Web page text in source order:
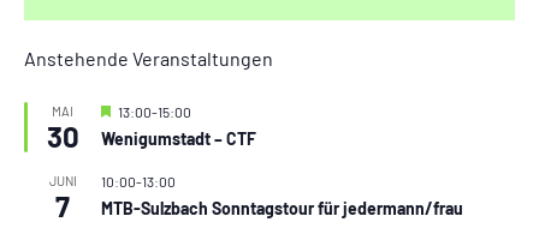
Anstehende Veranstaltungen
MAI
30
Hervorgehoben
13:00-15:00
Wenigumstadt – CTF
JUNI
7
10:00-13:00
MTB-Sulzbach Sonntagstour für jedermann/frau